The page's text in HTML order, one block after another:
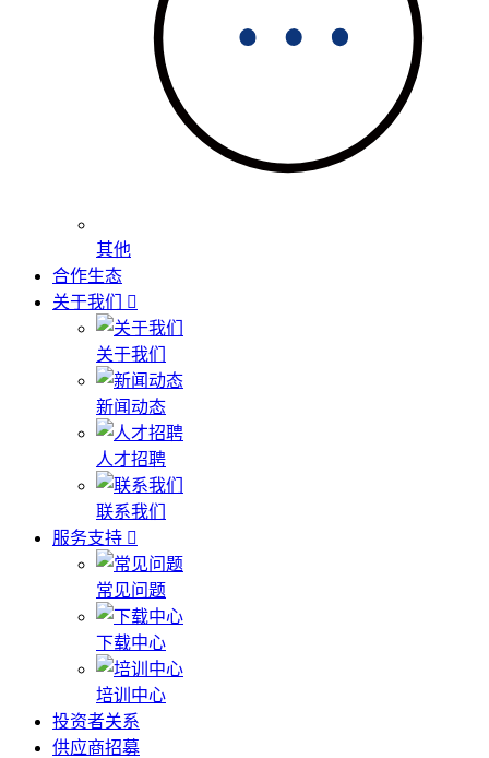
其他
合作生态
关于我们
关于我们
新闻动态
人才招聘
联系我们
服务支持
常见问题
下载中心
培训中心
投资者关系
供应商招募